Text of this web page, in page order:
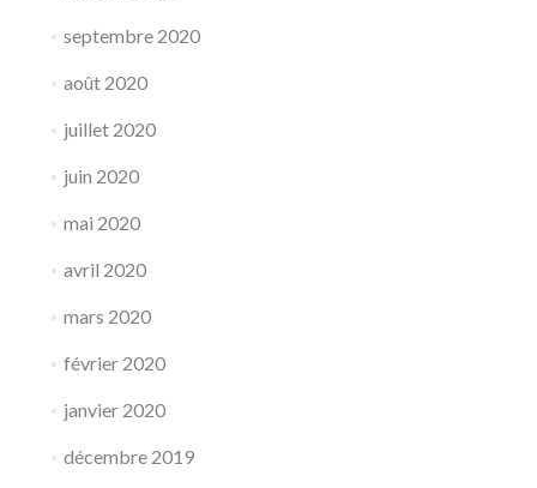
septembre 2020
août 2020
juillet 2020
juin 2020
mai 2020
avril 2020
mars 2020
février 2020
janvier 2020
décembre 2019